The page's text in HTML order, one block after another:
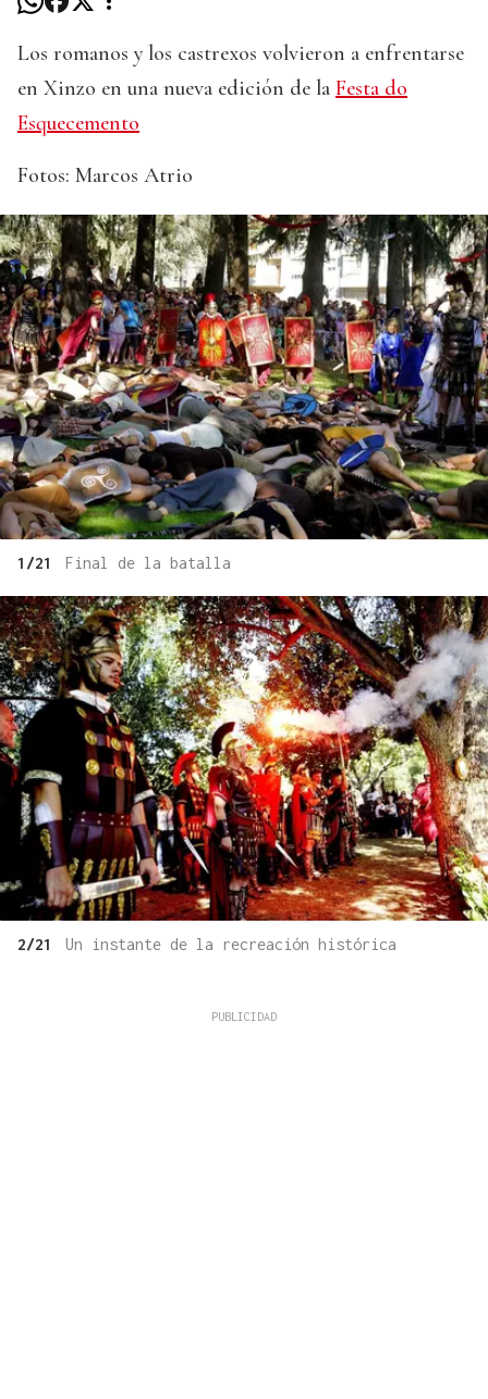
Los romanos y los castrexos volvieron a enfrentarse
en Xinzo en una nueva edición de la Festa do
Esquecemento
Fotos: Marcos Atrio
1/21 Final de la batalla
2/21 Un instante de la recreación histórica